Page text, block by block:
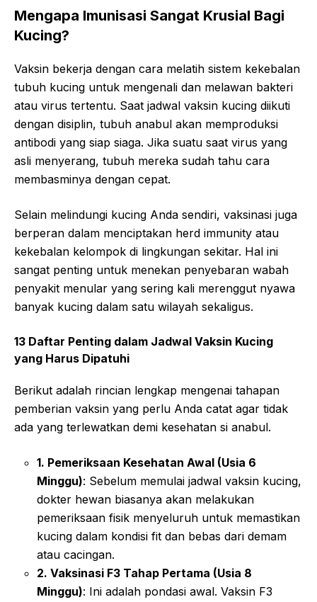
Mengapa Imunisasi Sangat Krusial Bagi
Kucing?
Vaksin bekerja dengan cara melatih sistem kekebalan
tubuh kucing untuk mengenali dan melawan bakteri
atau virus tertentu. Saat jadwal vaksin kucing diikuti
dengan disiplin, tubuh anabul akan memproduksi
antibodi yang siap siaga. Jika suatu saat virus yang
asli menyerang, tubuh mereka sudah tahu cara
membasminya dengan cepat.
Selain melindungi kucing Anda sendiri, vaksinasi juga
berperan dalam menciptakan herd immunity atau
kekebalan kelompok di lingkungan sekitar. Hal ini
sangat penting untuk menekan penyebaran wabah
penyakit menular yang sering kali merenggut nyawa
banyak kucing dalam satu wilayah sekaligus.
13 Daftar Penting dalam Jadwal Vaksin Kucing
yang Harus Dipatuhi
Berikut adalah rincian lengkap mengenai tahapan
pemberian vaksin yang perlu Anda catat agar tidak
ada yang terlewatkan demi kesehatan si anabul.
1. Pemeriksaan Kesehatan Awal (Usia 6
Minggu): Sebelum memulai jadwal vaksin kucing,
dokter hewan biasanya akan melakukan
pemeriksaan fisik menyeluruh untuk memastikan
kucing dalam kondisi fit dan bebas dari demam
atau cacingan.
2. Vaksinasi F3 Tahap Pertama (Usia 8
Minggu): Ini adalah pondasi awal. Vaksin F3